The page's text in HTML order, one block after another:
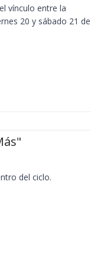
vínculo entre la
20 y sábado 21 de
del ciclo.